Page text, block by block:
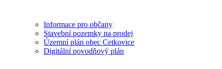
Informace pro občany
Stavební pozemky na prodej
Územní plán obec Cetkovice
Digitální povodňový plán